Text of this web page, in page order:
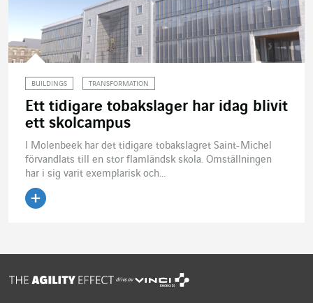
BUILDINGS TRANSFORMATION
Ett tidigare tobakslager har idag blivit
ett skolcampus
I Molenbeek har det tidigare tobakslagret Saint-Michel
förvandlats till en stor flamländsk skola. Omställningen
har i sig varit exemplarisk och...
drivs av